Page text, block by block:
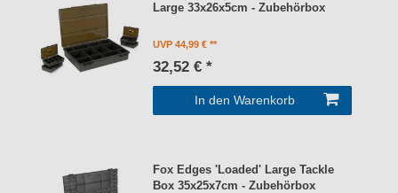
Large 33x26x5cm - Zubehörbox
UVP 44,99 €
32,52 € *
In den Warenkorb
Fox Edges 'Loaded' Large Tackle
Box 35x25x7cm - Zubehörbox